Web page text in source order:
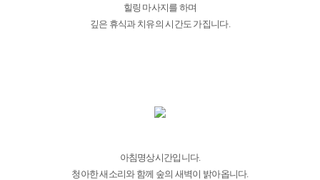
힐링 마사지를 하며
깊은 휴식과 치유의 시간도 가집니다.
아침명상시간입니다.
청아한 새소리와 함께 숲의 새벽이 밝아옵니다.